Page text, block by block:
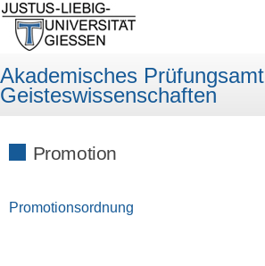
Akademisches Prüfungsamt
Geisteswissenschaften
Promotion
Promotionsordnung